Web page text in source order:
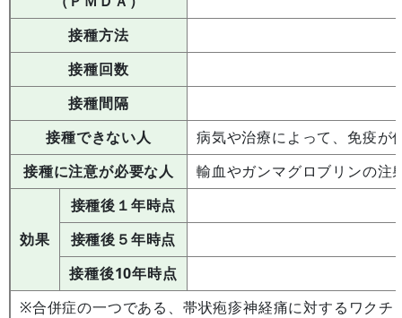
接種方法
接種回数
接種間隔
接種できない人
病気や治療によって、免疫が
接種に注意が必要な人
輸血やガンマグロブリンの注
効果
接種後１年時点
接種後５年時点
接種後10年時点
※合併症の一つである、帯状疱疹神経痛に対するワク